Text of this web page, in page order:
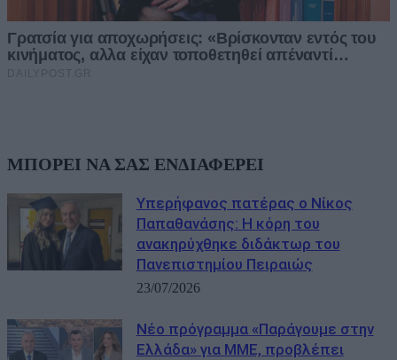
ΜΠΟΡΕΙ ΝΑ ΣΑΣ ΕΝΔΙΑΦΕΡΕΙ
Υπερήφανος πατέρας ο Νίκος
Παπαθανάσης: Η κόρη του
ανακηρύχθηκε διδάκτωρ του
Πανεπιστημίου Πειραιώς
23/07/2026
Νέο πρόγραμμα «Παράγουμε στην
Ελλάδα» για ΜΜΕ, προβλέπει